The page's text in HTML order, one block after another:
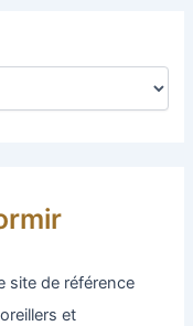
site de référence
et